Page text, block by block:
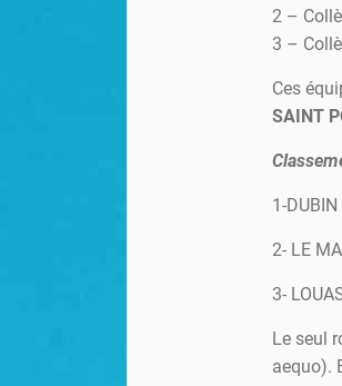
2 –
3 –
Ces
SAINT
1-
2- LE
3-
Le seul
aequo).